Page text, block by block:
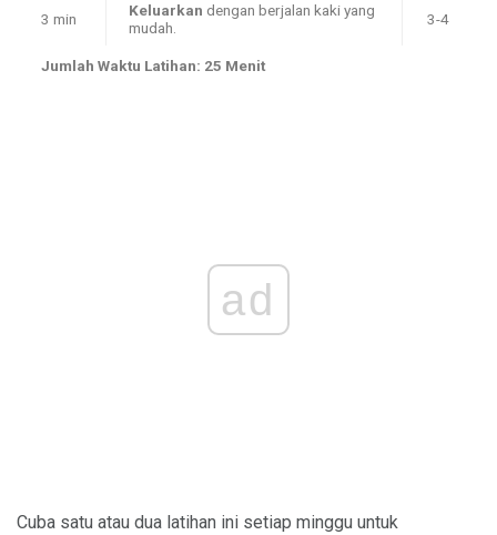
3 min Keluarkan dengan berjalan kaki yang
mudah.
3-4
Jumlah Waktu Latihan: 25 Menit
ad
Cuba satu atau dua latihan ini setiap minggu untuk